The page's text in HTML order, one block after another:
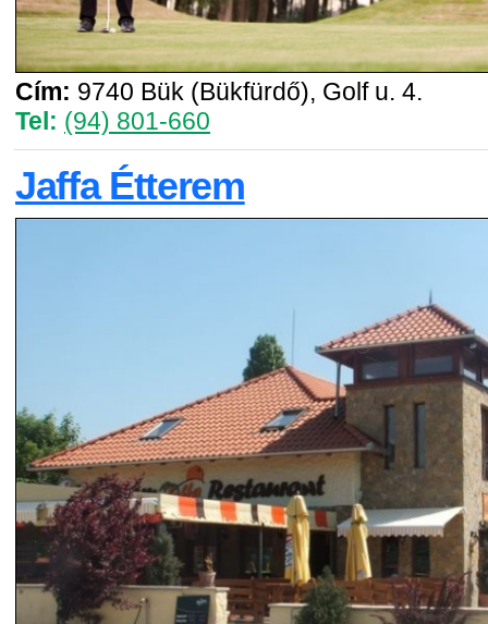
Cím: 9740 Bük (Bükfürdő), Golf u. 4.
Tel: (94) 801-660
Jaffa Étterem